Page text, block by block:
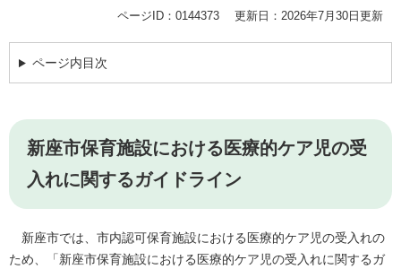
ページID：0144373 更新日：2026年7月30日更新
ページ内目次
新座市保育施設における医療的ケア児の受
入れに関するガイドライン
新座市では、市内認可保育施設における医療的ケア児の受入れの
ため、「新座市保育施設における医療的ケア児の受入れに関するガ